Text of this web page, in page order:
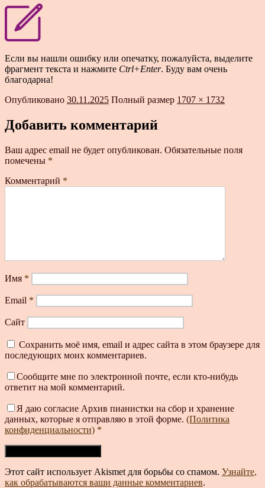
Если вы нашли ошибку или опечатку, пожалуйста, выделите
фрагмент текста и нажмите Ctrl+Enter. Буду вам очень
благодарна!
Опубликовано 30.11.2025 Полный размер 1707 × 1732
Добавить комментарий
Ваш адрес email не будет опубликован. Обязательные поля
помечены *
Комментарий *
Имя *
Email *
Сайт
Сохранить моё имя, email и адрес сайта в этом браузере для
последующих моих комментариев.
Сообщите мне по электронной почте, если кто-нибудь
ответит на мой комментарий.
Я даю согласие Архив пианистки на сбор и хранение
данных, которые я отправляю в этой форме. (Политика
конфиденциальности) *
Этот сайт использует Akismet для борьбы со спамом. Узнайте,
как обрабатываются ваши данные комментариев.